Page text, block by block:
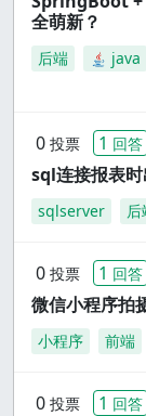
全萌新？
后端 java
0 投票 1 回答
sql连接报表时
sqlserver 后
0 投票 1 回答
微信小程序拍
小程序 前端
0 投票 1 回答